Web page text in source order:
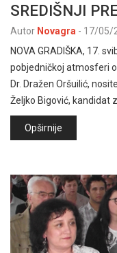
SREDIŠNJI
Autor Novagra - 17/05/
NOVA GRADIŠKA, 17.
pobjedničkoj atmosferi
Dr. Dražen Oršuilić,
Željko Bigović, kandidat
Opširnije